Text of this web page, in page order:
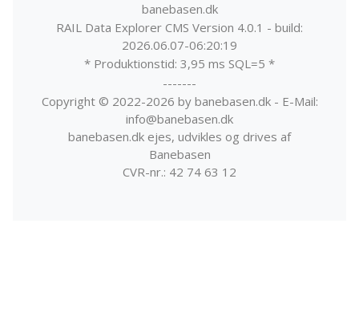
banebasen.dk
RAIL Data Explorer CMS Version 4.0.1 - build:
2026.06.07-06:20:19
* Produktionstid: 3,95 ms SQL=5 *
-------
Copyright © 2022-2026 by banebasen.dk - E-Mail:
info@banebasen.dk
banebasen.dk ejes, udvikles og drives af
Banebasen
CVR-nr.: 42 74 63 12